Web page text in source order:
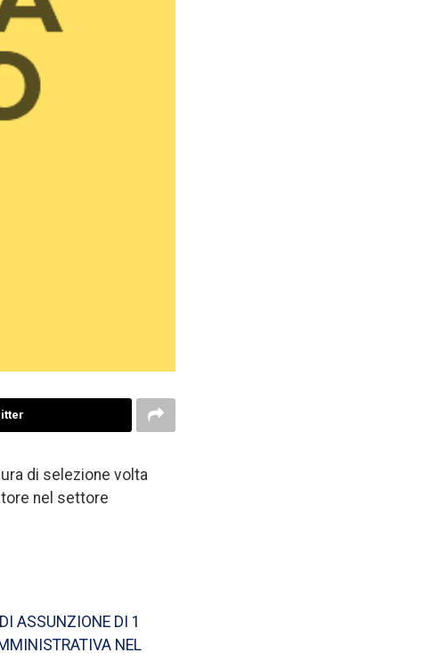
di selezione volta
nel settore
ASSUNZIONE DI 1
NEL